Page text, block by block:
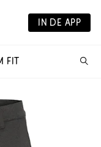
IN DE APP
FIT